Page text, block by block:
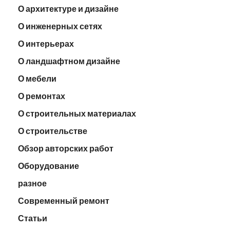
О архитектуре и дизайне
О инженерных сетях
О интерьерах
О ландшафтном дизайне
О мебели
О ремонтах
О строительных материалах
О строительстве
Обзор авторских работ
Оборудование
разное
Современный ремонт
Статьи